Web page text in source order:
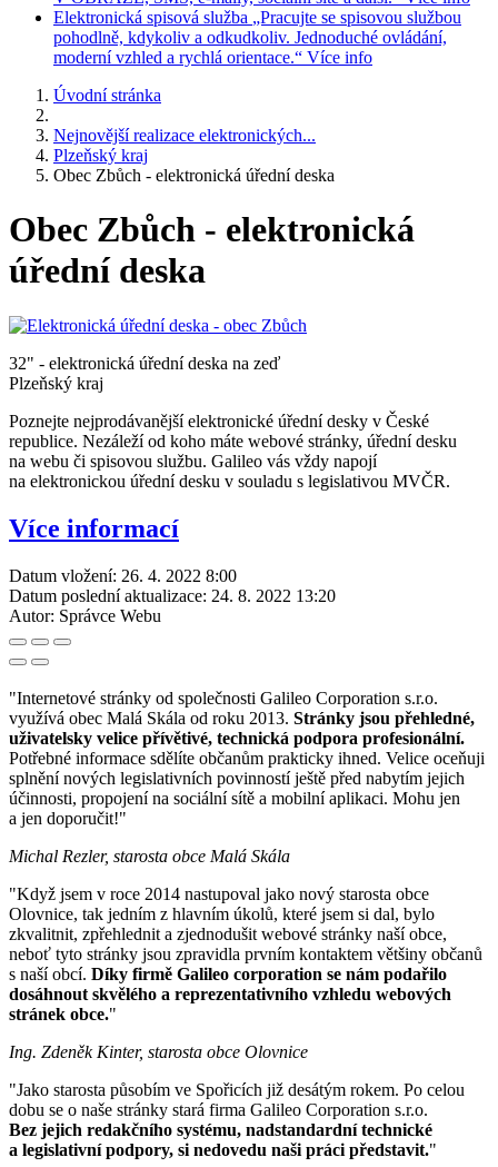
Elektronická spisová služba „Pracujte se spisovou službou
pohodlně, kdykoliv a odkudkoliv. Jednoduché ovládání,
moderní vzhled a rychlá orientace.“ Více info
Úvodní stránka
Nejnovější realizace elektronických...
Plzeňský kraj
Obec Zbůch - elektronická úřední deska
Obec Zbůch - elektronická
úřední deska
32" - elektronická úřední deska na zeď
Plzeňský kraj
Poznejte nejprodávanější elektronické úřední desky v České
republice. Nezáleží od koho máte webové stránky, úřední desku
na webu či spisovou službu. Galileo vás vždy napojí
na elektronickou úřední desku v souladu s legislativou MVČR.
Více informací
Datum vložení: 26. 4. 2022 8:00
Datum poslední aktualizace: 24. 8. 2022 13:20
Autor: Správce Webu
"Internetové stránky od společnosti Galileo Corporation s.r.o.
využívá obec Malá Skála od roku 2013. Stránky jsou přehledné,
uživatelsky velice přívětivé, technická podpora profesionální.
Potřebné informace sdělíte občanům prakticky ihned. Velice oceňuji
splnění nových legislativních povinností ještě před nabytím jejich
účinnosti, propojení na sociální sítě a mobilní aplikaci. Mohu jen
a jen doporučit!"
Michal Rezler, starosta obce Malá Skála
"Když jsem v roce 2014 nastupoval jako nový starosta obce
Olovnice, tak jedním z hlavním úkolů, které jsem si dal, bylo
zkvalitnit, zpřehlednit a zjednodušit webové stránky naší obce,
neboť tyto stránky jsou zpravidla prvním kontaktem většiny občanů
s naší obcí. Díky firmě Galileo corporation se nám podařilo
dosáhnout skvělého a reprezentativního vzhledu webových
stránek obce."
Ing. Zdeněk Kinter, starosta obce Olovnice
"Jako starosta působím ve Spořicích již desátým rokem. Po celou
dobu se o naše stránky stará firma Galileo Corporation s.r.o.
Bez jejich redakčního systému, nadstandardní technické
a legislativní podpory, si nedovedu naši práci představit."